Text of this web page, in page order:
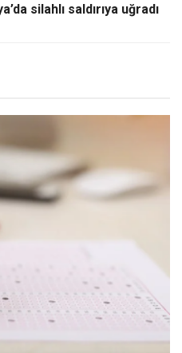
silahlı saldırıya uğradı